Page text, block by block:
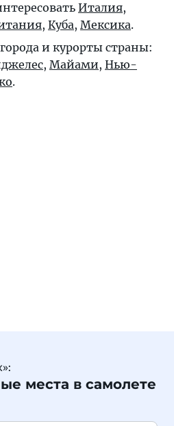
Италия,
, Куба, Мексика.
и курорты страны:
, Майами, Нью-
.
места в самолете